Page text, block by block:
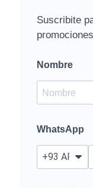
Suscribite
Nombre
WhatsApp